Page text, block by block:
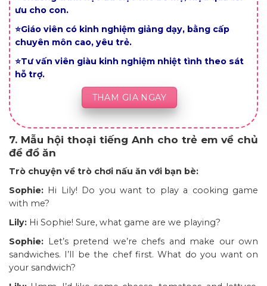
ưu cho con.
⭐Giáo viên có kinh nghiệm giảng dạy, bằng cấp
chuyên môn cao, yêu trẻ.
⭐Tư vấn viên giàu kinh nghiệm nhiệt tình theo sát
hỗ trợ.
THAM GIA NGAY
7. Mẫu hội thoại tiếng Anh cho trẻ em về chủ
đề đồ ăn
Trò chuyện về trò chơi nấu ăn với bạn bè:
Sophie: Hi Lily! Do you want to play a cooking game
with me?
Lily: Hi Sophie! Sure, what game are we playing?
Sophie: Let’s pretend we’re chefs and make our own
sandwiches. I’ll be the chef first. What do you want on
your sandwich?